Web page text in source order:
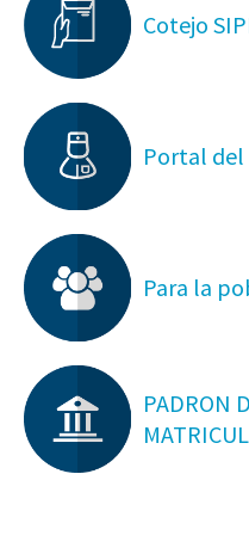
Cotejo
Portal
Para la
PADRON